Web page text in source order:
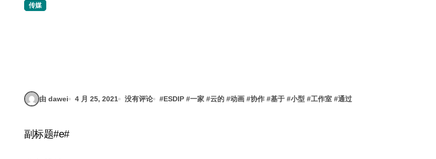
传媒
由 dawei 4 月 25, 2021 没有评论 #ESDIP #一家 #云的 #动画 #协作 #基于 #小型 #工作室 #通过
副标题#e#